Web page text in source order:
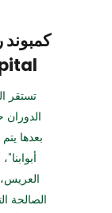
كمبوند
تستقر
الدوران
بعدها
الصالحة